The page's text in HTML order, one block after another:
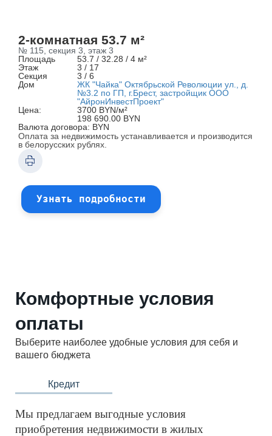
2-комнатная 53.7 м²
№ 115, секция 3, этаж 3
Площадь
53.7 / 32.28 / 4 м²
Этаж
3 / 17
Секция
3 / 6
Дом
ЖК "Чайка" Октябрьской Революции ул., д.
№3.2 по ГП, г.Брест, застройщик ООО
"АйронИнвестПроект"
Цена:
3700 BYN/м²
198 690.00 BYN
Валюта договора: BYN
Оплата за недвижимость устанавливается и производится
в белорусских рублях.
Узнать подробности
Комфортные условия
оплаты
Выберите наиболее удобные условия для себя и
вашего бюджета
Кредит
Мы предлагаем выгодные условия
приобретения недвижимости в жилых